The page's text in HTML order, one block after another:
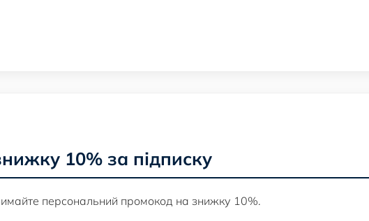
10% за підписку
персональний промокод на знижку 10%.